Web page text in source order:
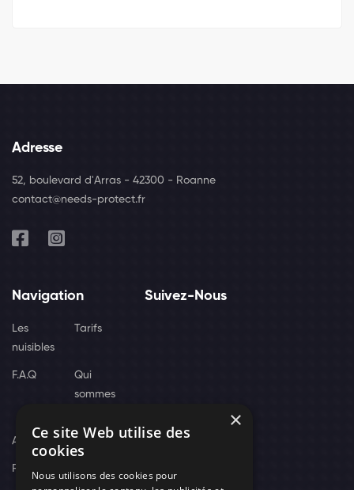
Adresse
52, boulevard d'Arras - 42300 - Roanne
contact@needs-protect.fr
Navigation
Les
nuisibles
Tarifs
F.A.Q
Qui
sommes
Actus
Recrutement
Suivez-Nous
×
Ce site Web utilise des
cookies
Nous utilisons des cookies pour